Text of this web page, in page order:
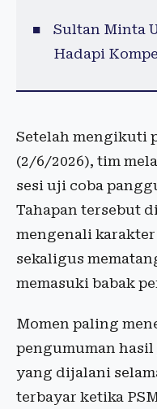
Sultan Minta
Hadapi
Setelah mengikuti
(2/6/2026), tim
sesi uji coba
Tahapan tersebut
mengenali
sekaligus
memasuki babak
Momen paling
pengumuman
yang dijalani
terbayar ketika